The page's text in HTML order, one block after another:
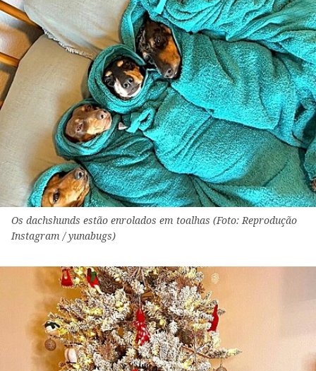
Os dachshunds estão enrolados em toalhas (Foto: Reprodução
Instagram / yunabugs)